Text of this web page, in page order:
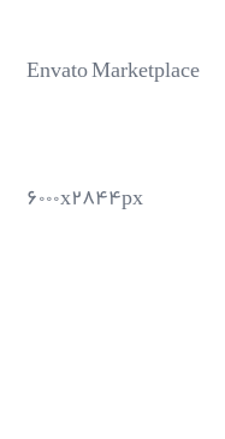
Envato Marketplace
۶۰۰۰x۲۸۴۴px